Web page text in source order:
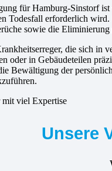
für Hamburg-Sinstorf
Todesfall erforderlich
sowie die
die sich in
oder in Gebäudeteilen
Bewältigung der
Unsere